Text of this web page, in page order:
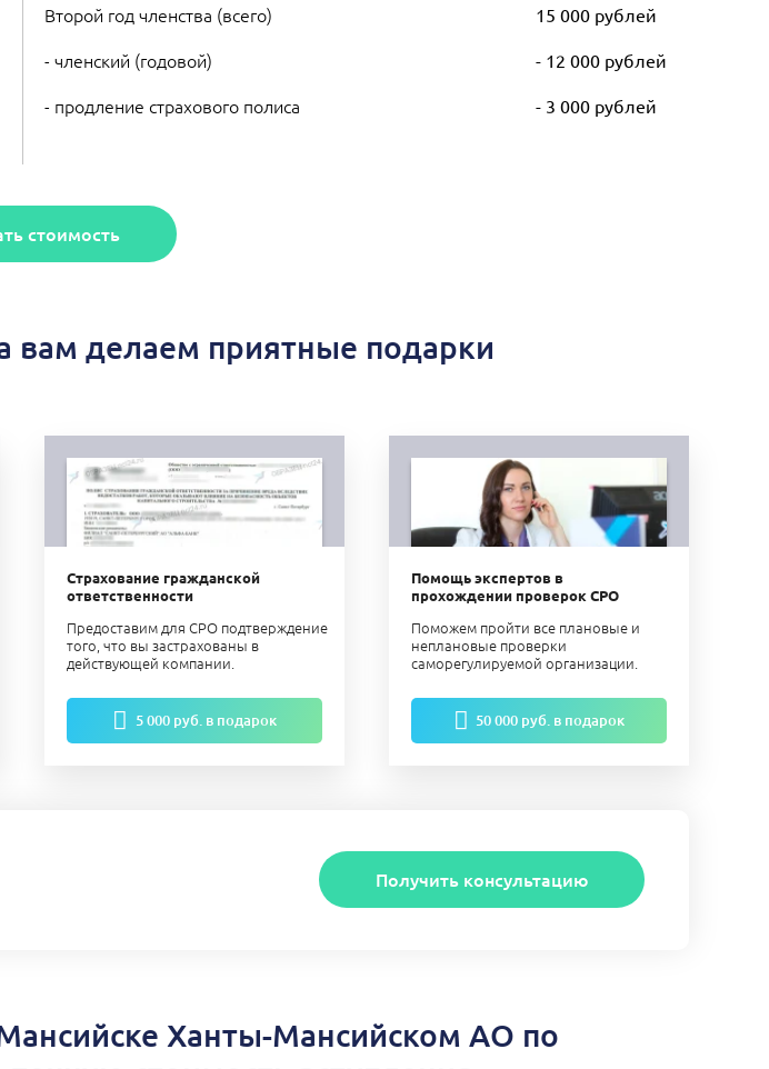
Второй год членства (всего) 15 000 рублей
- членский (годовой) - 12 000 рублей
- продление страхового полиса - 3 000 рублей
стоимость
вам делаем приятные подарки
Страхование гражданской
ответственности
Предоставим для СРО подтверждение
того, что вы застрахованы в
действующей компании.
5 000 руб. в подарок
Помощь экспертов в
прохождении проверок СРО
Поможем пройти все плановые и
неплановые проверки
саморегулируемой организации.
50 000 руб. в подарок
Получить консультацию
Ханты-Мансийском АО по